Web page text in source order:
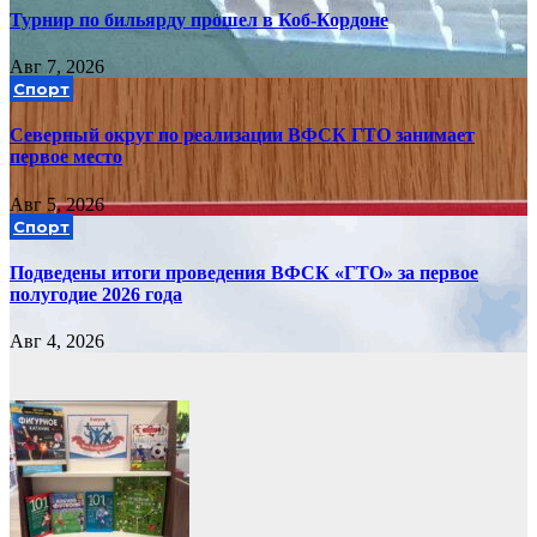
Турнир по бильярду прошел в Коб-Кордоне
Авг 7, 2026
Спорт
Северный округ по реализации ВФСК ГТО занимает
первое место
Авг 5, 2026
Спорт
Подведены итоги проведения ВФСК «ГТО» за первое
полугодие 2026 года
Авг 4, 2026